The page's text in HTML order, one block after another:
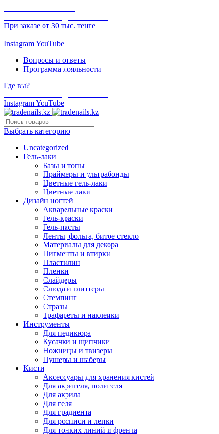
При заказе от 30 тыс. тенге
InstagramYouTube
Вопросы и ответы
Программа лояльности
Где вы?
InstagramYouTube
Выбрать категорию
Uncategorized
Гель-лаки
Базы и топы
Праймеры и ультрабонды
Цветные гель-лаки
Цветные лаки
Дизайн ногтей
Акварельные краски
Гель-краски
Гель-пасты
Ленты, фольга, битое стекло
Материалы для декора
Пигменты и втирки
Пластилин
Пленки
Слайдеры
Слюда и глиттеры
Стемпинг
Стразы
Трафареты и наклейки
Инструменты
Для педикюра
Кусачки и щипчики
Ножницы и твизеры
Пушеры и шаберы
Кисти
Аксессуары для хранения кистей
Для акригеля, полигеля
Для акрила
Для геля
Для градиента
Для росписи и лепки
Для тонких линий и френча